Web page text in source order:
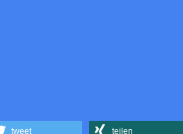
tweet teilen